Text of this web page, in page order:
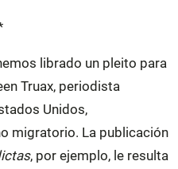
librado un pleito para
Truax, periodista
Unidos,
migratorio. La publicación
, por ejemplo, le resulta